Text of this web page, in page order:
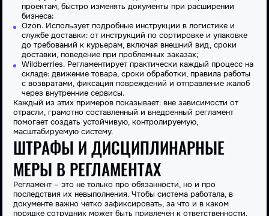
проектам, быстро изменятьдокументы при расширении
бизнеса;
Ozon. Использует подробные инструкции в логистике и
службе доставки: от инструкций по сортировке и упаковке
до требований к курьерам, включая внешний вид, сроки
доставки, поведение при проблемных заказах;
Wildberries. Регламентирует практически каждыйпроцесс на
складе: движение товара, сроки обработки, правила работы
с возвратами, фиксация повреждений иотправление жалоб
через внутренние сервисы.
Каждый из этих примеров показывает: вне зависимости от
отрасли, грамотно составленный и внедренный регламент
помогает создать устойчивую, контролируемую,
масштабируемую систему.
ШТРАФЫ И ДИСЦИПЛИНАРНЫЕ
МЕРЫ В РЕГЛАМЕНТАХ
Регламент – это не только про обязанности, но и про
последствия их невыполнения. Чтобы система работала, в
документе важно четко зафиксировать, за что и в каком
порядке сотрудник может быть привлечен к ответственности.